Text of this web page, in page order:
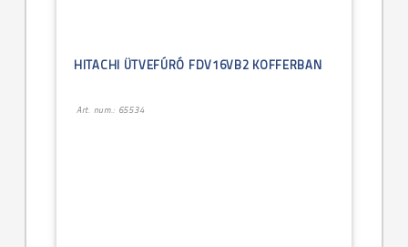
HITACHI ÜTVEFÚRÓ FDV16VB2 KOFFERBAN
Art. num.: 65534